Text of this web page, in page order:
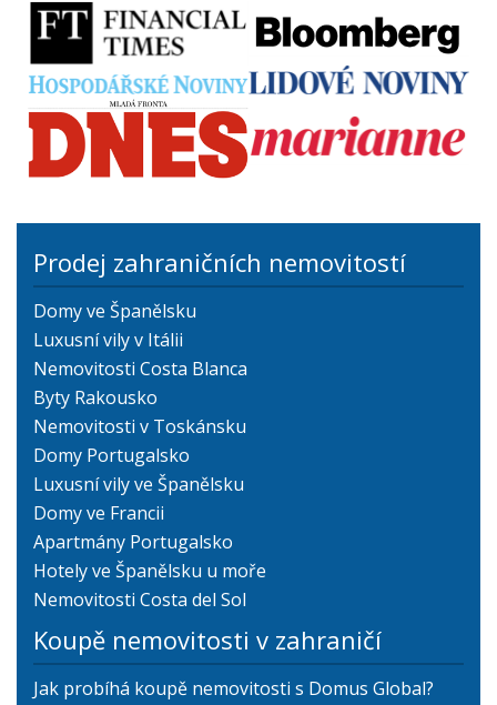
Prodej zahraničních nemovitostí
Domy ve Španělsku
Luxusní vily v Itálii
Nemovitosti Costa Blanca
Byty Rakousko
Nemovitosti v Toskánsku
Domy Portugalsko
Luxusní vily ve Španělsku
Domy ve Francii
Apartmány Portugalsko
Hotely ve Španělsku u moře
Nemovitosti Costa del Sol
Koupě nemovitosti v zahraničí
Jak probíhá koupě nemovitosti s Domus Global?